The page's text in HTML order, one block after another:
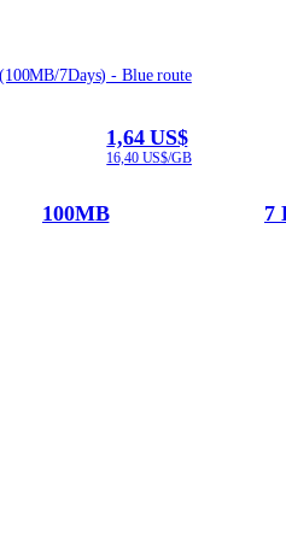
7Days) - Blue route
1,64 US$
16,40 US$/GB
100MB 7